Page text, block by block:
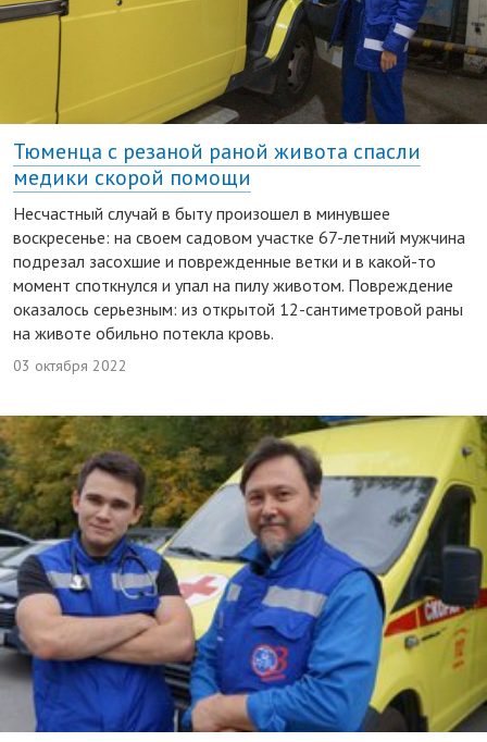
Тюменца с резаной раной живота спасли
медики скорой помощи
Несчастный случай в быту произошел в минувшее
воскресенье: на своем садовом участке 67-летний мужчина
подрезал засохшие и поврежденные ветки и в какой-то
момент споткнулся и упал на пилу животом. Повреждение
оказалось серьезным: из открытой 12-сантиметровой раны
на животе обильно потекла кровь.
03 октября 2022